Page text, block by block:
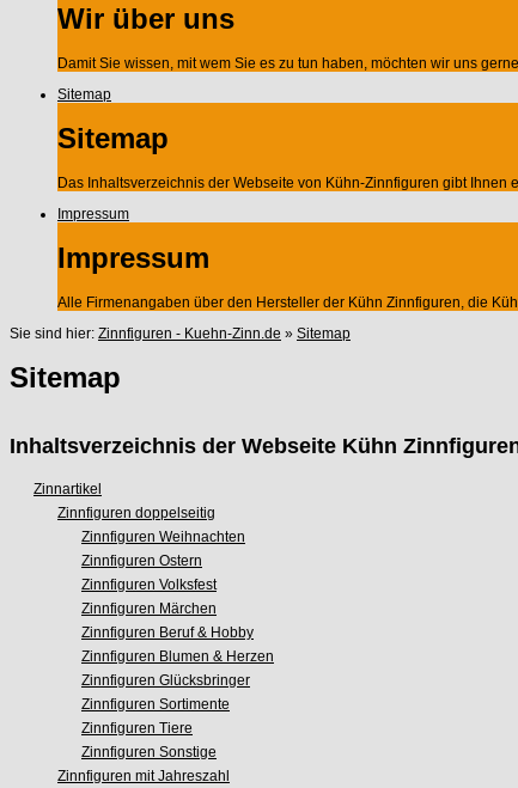
Wir über uns
Damit Sie wissen, mit wem Sie es zu tun haben, möchten wir uns
Sitemap
Sitemap
Das Inhaltsverzeichnis der Webseite von Kühn-Zinnfiguren gibt
Impressum
Impressum
Alle Firmenangaben über den Hersteller der Kühn Zinnfiguren, die
Sie sind hier: Zinnfiguren - Kuehn-Zinn.de » Sitemap
Sitemap
Inhaltsverzeichnis der Webseite Kühn
Zinnartikel
Zinnfiguren doppelseitig
Zinnfiguren Weihnachten
Zinnfiguren Ostern
Zinnfiguren Volksfest
Zinnfiguren Märchen
Zinnfiguren Beruf & Hobby
Zinnfiguren Blumen & Herzen
Zinnfiguren Glücksbringer
Zinnfiguren Sortimente
Zinnfiguren Tiere
Zinnfiguren Sonstige
Zinnfiguren mit Jahreszahl